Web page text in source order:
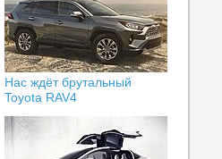
Нас ждёт брутальный
Toyota RAV4